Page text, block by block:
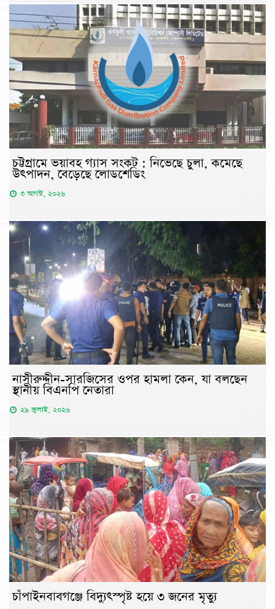
চট্টগ্রামে ভয়াবহ গ্যাস সংকট : নিভেছে চুলা, কমেছে
উৎপাদন, বেড়েছে লোডশেডিং
৩ আগস্ট, ২০২৬
নাসীরুদ্দীন-সারজিসের ওপর হামলা কেন, যা বলছেন
স্থানীয় বিএনপি নেতারা
২৯ জুলাই, ২০২৬
চাঁপাইনবাবগঞ্জে বিদ্যুৎস্পৃষ্ট হয়ে ৩ জনের মৃত্যু